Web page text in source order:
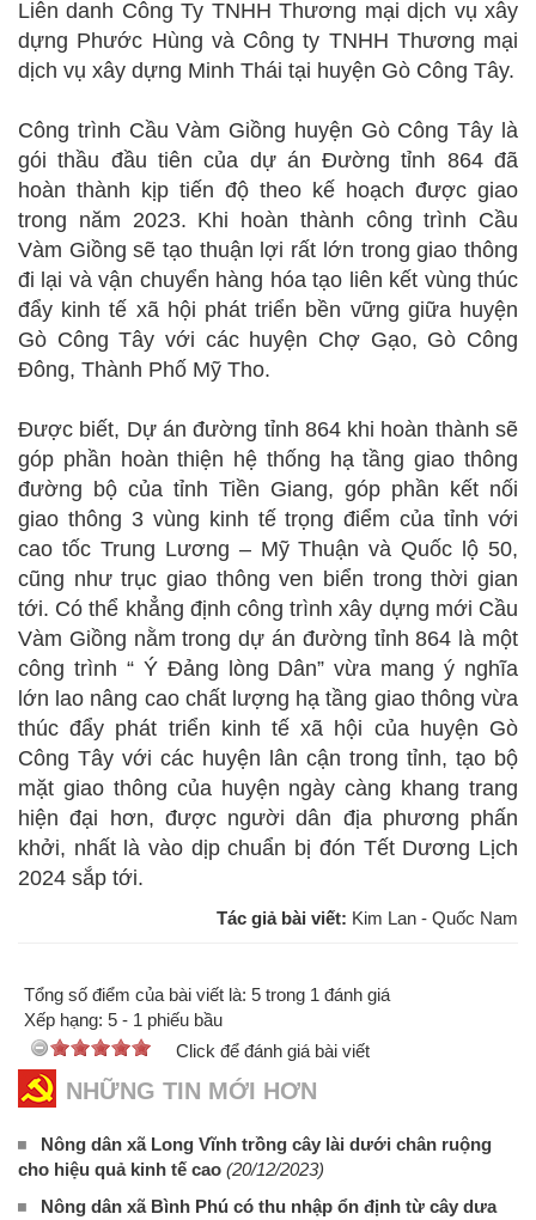
Liên danh Công Ty TNHH Thương mại dịch vụ xây
dựng Phước Hùng và Công ty TNHH Thương mại
dịch vụ xây dựng Minh Thái tại huyện Gò Công Tây.
Công trình Cầu Vàm Giồng huyện Gò Công Tây là
gói thầu đầu tiên của dự án Đường tỉnh 864 đã
hoàn thành kịp tiến độ theo kế hoạch được giao
trong năm 2023. Khi hoàn thành công trình Cầu
Vàm Giồng sẽ tạo thuận lợi rất lớn trong giao thông
đi lại và vận chuyển hàng hóa tạo liên kết vùng thúc
đẩy kinh tế xã hội phát triển bền vững giữa huyện
Gò Công Tây với các huyện Chợ Gạo, Gò Công
Đông, Thành Phố Mỹ Tho.
Được biết, Dự án đường tỉnh 864 khi hoàn thành sẽ
góp phần hoàn thiện hệ thống hạ tầng giao thông
đường bộ của tỉnh Tiền Giang, góp phần kết nối
giao thông 3 vùng kinh tế trọng điểm của tỉnh với
cao tốc Trung Lương – Mỹ Thuận và Quốc lộ 50,
cũng như trục giao thông ven biển trong thời gian
tới. Có thể khẳng định công trình xây dựng mới Cầu
Vàm Giồng nằm trong dự án đường tỉnh 864 là một
công trình “ Ý Đảng lòng Dân” vừa mang ý nghĩa
lớn lao nâng cao chất lượng hạ tầng giao thông vừa
thúc đẩy phát triển kinh tế xã hội của huyện Gò
Công Tây với các huyện lân cận trong tỉnh, tạo bộ
mặt giao thông của huyện ngày càng khang trang
hiện đại hơn, được người dân địa phương phấn
khởi, nhất là vào dịp chuẩn bị đón Tết Dương Lịch
2024 sắp tới.
Tác giả bài viết: Kim Lan - Quốc Nam
Tổng số điểm của bài viết là: 5 trong 1 đánh giá
Xếp hạng: 5 - 1 phiếu bầu
Click để đánh giá bài viết
NHỮNG TIN MỚI HƠN
Nông dân xã Long Vĩnh trồng cây lài dưới chân ruộng
cho hiệu quả kinh tế cao (20/12/2023)
Nông dân xã Bình Phú có thu nhập ổn định từ cây dưa